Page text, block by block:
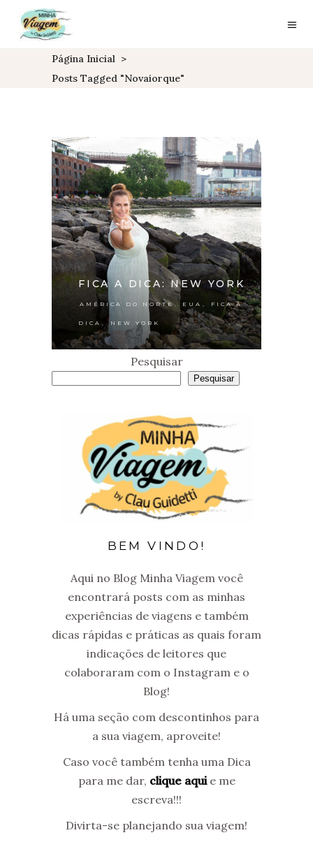
Página Inicial >
Posts Tagged "novaiorque"
FICA A DICA: NEW YORK
AMÉRICA DO NORTE, EUA FICA A
DICA , NEW YORK
Pesquisar
Pesquisar
BEM VINDO!
Aqui no Blog Minha Viagem você
encontrará posts com as minhas
experiências de viagens e também
dicas rápidas e práticas as quais foram
indicações de leitores que
colaboraram com o Instagram e o
Blog!
Há uma seção com descontinhos para
a sua viagem, aproveite!
Caso você também tenha uma Dica
para me dar, clique aquie me
escreva!!!
Divirta-se planejando sua viagem!